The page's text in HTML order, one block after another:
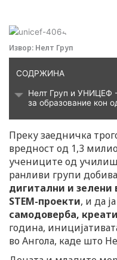
Извор: Нелт Груп
СОДРЖИНА
Нелт Груп и УНИЦЕФ
за образование кон
Преку заедничка
вредност од 1,3
учениците од
ранливи групи
дигитални и зелени
STEM-проекти, и да
самодоверба,
година,
во Ангола, каде што